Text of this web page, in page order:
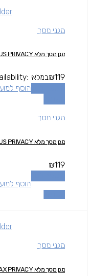
מגני מסך
מגן מסך מלא IPHONE 15 PLUS PRIVACY
₪119
במלאי
הוסף
מגני מסך
מגן מסך מלא IPHONE 15 PLUS PRIVACY
₪119
הוסף
מגני מסך
מגן מסך מלא IPHONE 14 PRO MAX PRIVACY